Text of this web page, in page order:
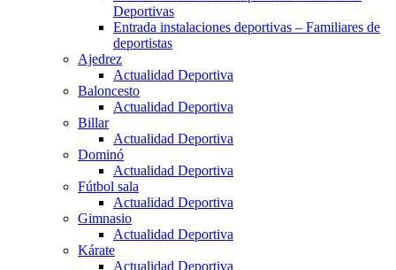
Deportivas
Entrada instalaciones deportivas – Familiares de
deportistas
Ajedrez
Actualidad Deportiva
Baloncesto
Actualidad Deportiva
Billar
Actualidad Deportiva
Dominó
Actualidad Deportiva
Fútbol sala
Actualidad Deportiva
Gimnasio
Actualidad Deportiva
Kárate
Actualidad Deportiva